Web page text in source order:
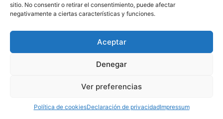
sitio. No consentir o retirar el consentimiento, puede afectar
negativamente a ciertas características y funciones.
Aceptar
Denegar
Ver preferencias
Política de cookiesDeclaración de privacidadImpressum
910 607 564
derechos reservados